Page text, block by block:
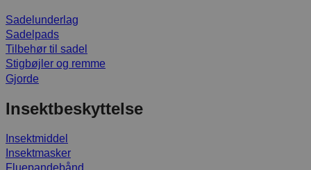
Sadelunderlag
Sadelpads
Tilbehør til sadel
Stigbøjler og remme
Gjorde
Insektbeskyttelse
Insektmiddel
Insektmasker
Fluepandebånd